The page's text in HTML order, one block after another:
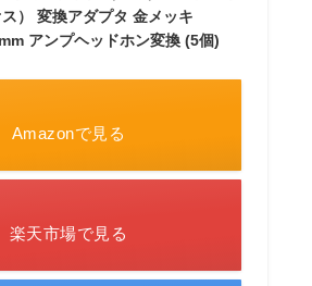
） 変換アダプタ 金メッキ
アンプヘッドホン変換 (5個)
Amazonで見る
楽天市場で見る